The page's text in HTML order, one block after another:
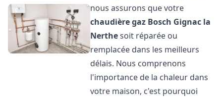
nous assurons que votre
chaudière gaz Bosch Gignac la
Nerthesoit réparée ou
remplacée dans les meilleurs
délais. Nous comprenons
l'importance de la chaleur dans
votre maison, c'est pourquoi